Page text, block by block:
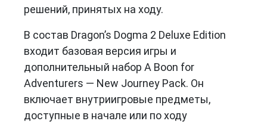
решений, принятых на ходу.
В состав Dragon’s Dogma 2 Deluxe Edition
входит базовая версия игры и
дополнительный набор A Boon for
Adventurers — New Journey Pack. Он
включает внутриигровые предметы,
доступные в начале или по ходу